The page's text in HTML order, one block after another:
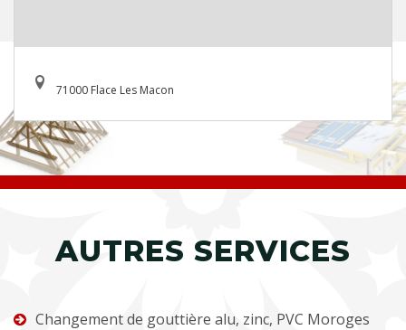
71000 Flace Les Macon
AUTRES SERVICES
Changement de gouttière alu, zinc, PVC Moroges